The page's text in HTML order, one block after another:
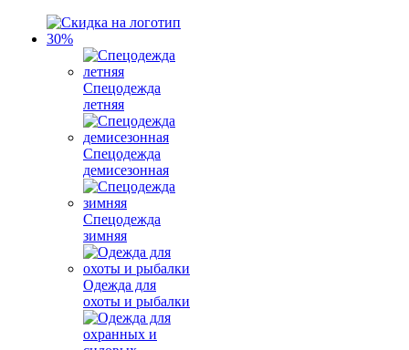
Спецодежда
летняя
Спецодежда
демисезонная
Спецодежда
зимняя
Одежда для
охоты и рыбалки